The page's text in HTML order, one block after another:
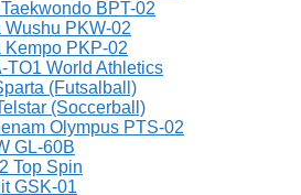
BPT-02
PKW-02
PKP-02
TO1 World Athletics
(Futsalball)
(Soccerball)
Olympus PTS-02
GL-60B
Top Spin
GSK-01